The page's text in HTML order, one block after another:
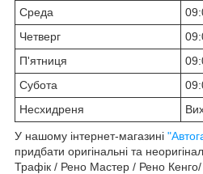
Среда
Четверг
П'ятниця
Субота
Несхидреня
У нашому інтернет-магазині
придбати оригінальні та
Трафік / Рено Мастер / Рено